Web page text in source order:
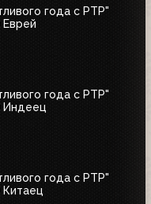
года с РТР"
Еврей
года с РТР"
Индеец
года с РТР"
Китаец